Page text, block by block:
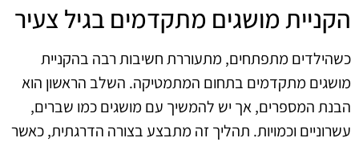
הקניית מושגים מתקדמים בגיל צעיר
כשהילדים מתפתחים, מתעוררת חשיבות רבה בהקניית
מושגים מתקדמים בתחום המתמטיקה. השלב הראשון הוא
הבנת המספרים, אך יש להמשיך עם מושגים כמו שברים,
עשרוניים וכמויות. תהליך זה מתבצע בצורה הדרגתית, כאשר